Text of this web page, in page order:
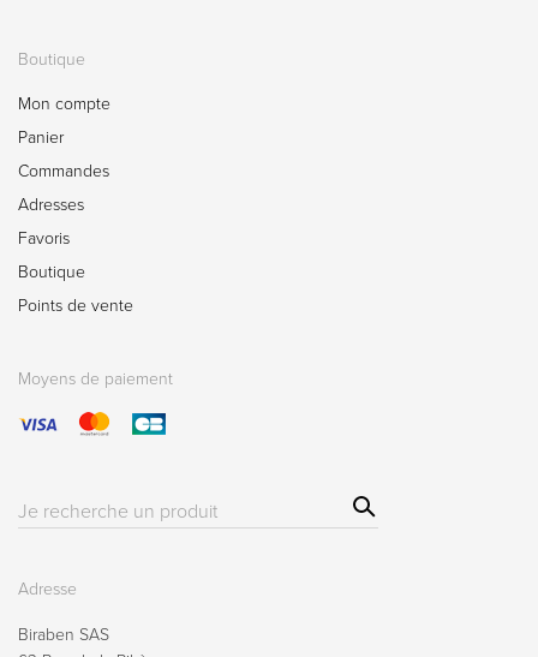
Boutique
Mon compte
Panier
Commandes
Adresses
Favoris
Boutique
Points de vente
Moyens de paiement
Résultat(s)
Sear
ch
Adresse
Biraben SAS